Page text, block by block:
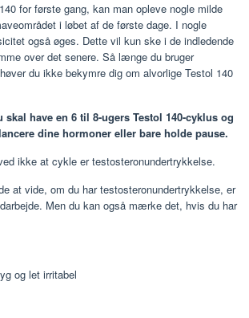
for første gang, kan man opleve nogle milde
i løbet af de første dage. I nogle
også øges. Dette vil kun ske i de indledende
over det senere. Så længe du bruger
du ikke bekymre dig om alvorlige Testol 140
skal have en 6 til 8-ugers Testol 140-cyklus og
dine hormoner eller bare holde pause.
ikke at cykle er testosteronundertrykkelse.
at vide, om du har testosteronundertrykkelse, er
Men du kan også mærke det, hvis du har
og let irritabel